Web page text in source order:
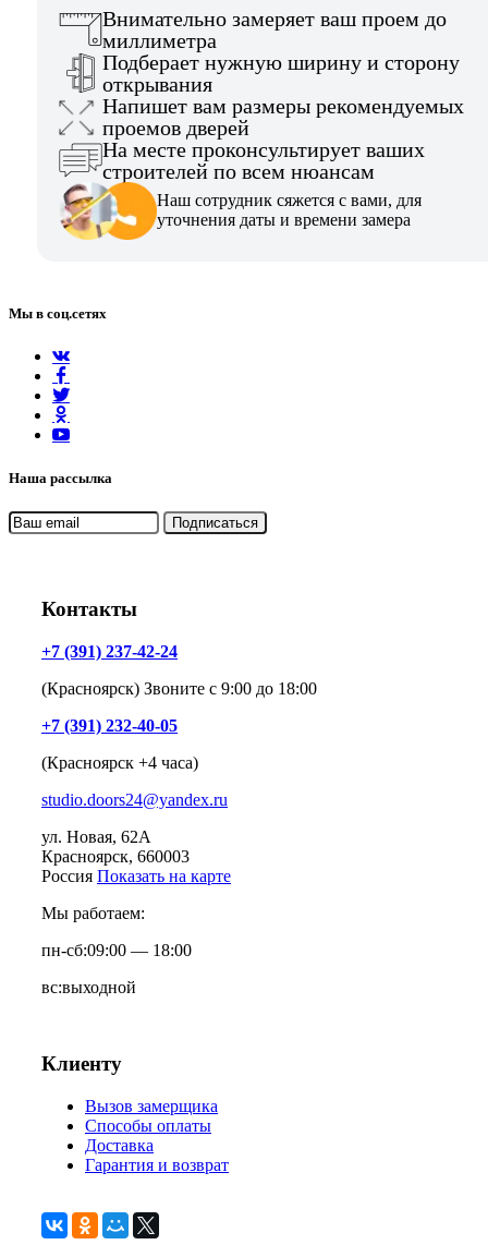
Внимательно замеряет ваш проем до
миллиметра
Подберает нужную ширину и сторону
открывания
Напишет вам размеры рекомендуемых
проемов дверей
На месте проконсультирует ваших
строителей по всем нюансам
Наш сотрудник сяжется с вами, для
уточнения даты и времени замера
Мы в соц.сетях
Наша рассылка
Контакты
+7 (391) 237-42-24
(Красноярск) Звоните с 9:00 до 18:00
+7 (391) 232-40-05
(Красноярск +4 часа)
studio.doors24@yandex.ru
ул. Новая, 62А
Красноярск, 660003
Россия Показать на карте
Мы работаем:
пн-сб:09:00 — 18:00
вс:выходной
Клиенту
Вызов замерщика
Способы оплаты
Доставка
Гарантия и возврат